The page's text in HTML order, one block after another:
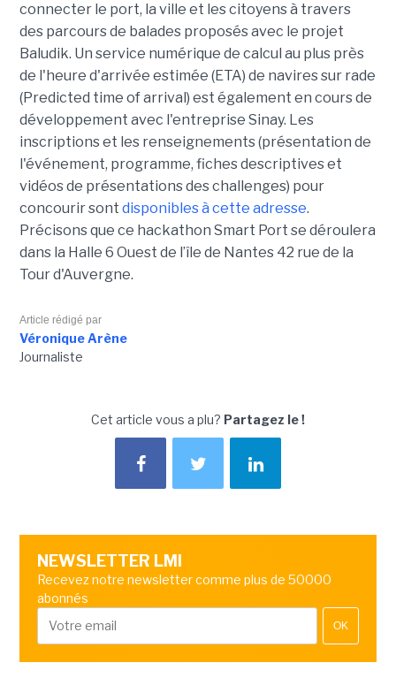
connecter le port, la ville et les citoyens à travers
des parcours de balades proposés avec le projet
Baludik. Un service numérique de calcul au plus près
de l'heure d'arrivée estimée (ETA) de navires sur rade
(Predicted time of arrival) est également en cours de
développement avec l'entreprise Sinay. Les
inscriptions et les renseignements (présentation de
l'événement, programme, fiches descriptives et
vidéos de présentations des challenges) pour
concourir sont disponibles à cette adresse.
Précisons que ce hackathon Smart Port se déroulera
dans la Halle 6 Ouest de l’île de Nantes 42 rue de la
Tour d'Auvergne.
Article rédigé par
Véronique Arène
Journaliste
Cet article vous a plu? Partagez le !
NEWSLETTER LMI
Recevez notre newsletter comme plus de 50000
abonnés
OK